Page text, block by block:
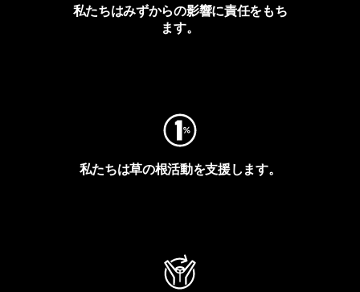
私たちはみずからの影響に責任をもち
ます。
私たちは草の根活動を支援します。